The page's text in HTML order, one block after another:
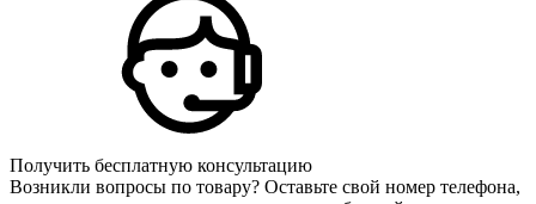
Получить бесплатную консультацию
Возникли вопросы по товару? Оставьте свой номер телефона,